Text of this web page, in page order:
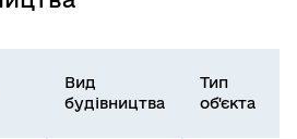
Вид
будівництва
Тип
об'єкта